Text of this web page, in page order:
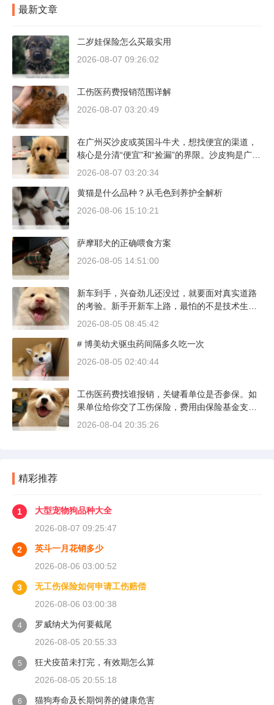
最新文章
二岁娃保险怎么买最实用
2026-08-07 09:26:02
工伤医药费报销范围详解
2026-08-07 03:20:49
在广州买沙皮或英国斗牛犬，想找便宜的渠道，
核心是分清“便宜”和“捡漏”的界限。沙皮狗是广东
本地犬种，价格比北方城市有优势；英国斗牛犬
方和真实价格区间。
2026-08-07 03:20:34
黄猫是什么品种？从毛色到养护全解析
2026-08-06 15:10:21
萨摩耶犬的正确喂食方案
2026-08-05 14:51:00
新车到手，兴奋劲儿还没过，就要面对真实道路
的考验。新手开新车上路，最怕的不是技术生
疏，而是对车况和路况的双重陌生。磨合期内，
不超过100公里，这不是老司机的保守，而是活
塞和气缸壁需要时间完成精细贴合。多数车型说
2026-08-05 08:45:42
# 博美幼犬驱虫药间隔多久吃一次
2026-08-05 02:40:44
工伤医药费找谁报销，关键看单位是否参保。如
果单位给你交了工伤保险，费用由保险基金支
付；要是单位没参保，那就由单位自己掏钱。很
2026-08-04 20:35:26
精彩推荐
1
大型宠物狗品种大全
2026-08-07 09:25:47
2
英斗一月花销多少
2026-08-06 03:00:52
3
无工伤保险如何申请工伤赔偿
2026-08-06 03:00:38
4
罗威纳犬为何要截尾
2026-08-05 20:55:33
5
狂犬疫苗未打完，有效期怎么算
2026-08-05 20:55:18
6 猫狗寿命及长期饲养的健康危害